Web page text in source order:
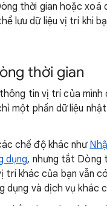
thời gian hoặc xoá
lưu dữ liệu vị trí khi
thời gian
tin vị trí của mình
một phần dữ liệu
chế độ khác như
dụng, nhưng tắt Dòng
trí khác của bạn vẫn
dụng và dịch vụ khác